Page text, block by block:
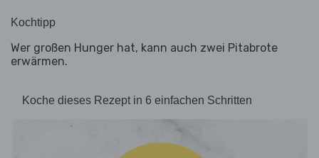
Kochtipp
Wer großen Hunger hat, kann auch zwei Pitabrote
erwärmen.
Koche dieses Rezept in 6 einfachen Schritten